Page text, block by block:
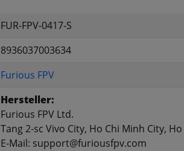
FUR-FPV-0417-S
8936037003634
Furious FPV
Hersteller:
Furious FPV Ltd.
Tang 2-sc Vivo City, Ho Chi Minh City,
E-Mail: support@furiousfpv.com